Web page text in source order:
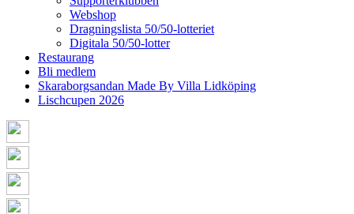
Webshop
Dragningslista 50/50-lotteriet
Digitala 50/50-lotter
Restaurang
Bli medlem
Skaraborgsandan Made By Villa Lidköping
Lischcupen 2026